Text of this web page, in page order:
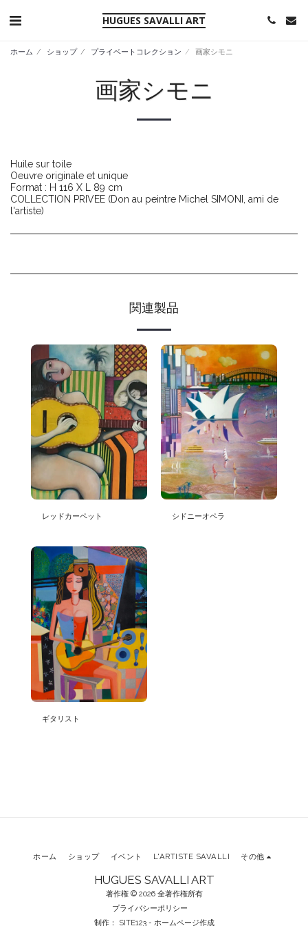
HUGUES SAVALLI ART
ホーム ショップ プライベートコレクション 画家シモニ
画家シモニ
Huile sur toile
Oeuvre originale et unique
Format : H 116 X L 89 cm
COLLECTION PRIVEE (Don au peintre Michel SIMONI, ami de
l'artiste)
関連製品
レッドカーペット シドニーオペラ
ギタリスト
HUGUES SAVALLI ART
著作権 © 2026 全著作権所有
プライバシーポリシー
制作： SITE123- ホームページ作成
ホーム ショップ イベント L'ARTISTE SAVALLI その他